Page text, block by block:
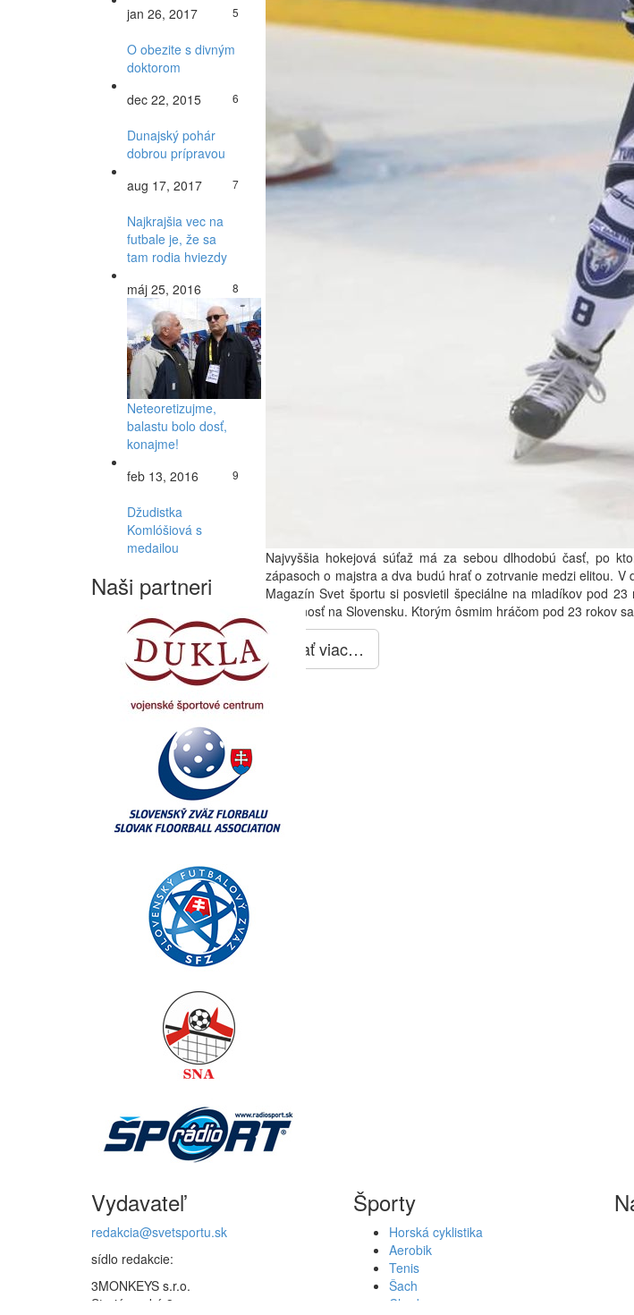
Najvyššia hokejová súťaž má za sebou dlhodobú časť, po
zápasoch o majstra a dva budú hrať o zotrvanie medzi elitou. V
Magazín Svet športu si posvietil špeciálne na mladíkov pod
budúcnosť na Slovensku. Ktorým ôsmim hráčom pod 23 rokov
Čítať viac…
jan 26, 2017
5
O obezite s divným
doktorom
dec 22, 2015
6
Dunajský pohár
dobrou prípravou
aug 17, 2017
7
Najkrajšia vec na
futbale je, že sa
tam rodia hviezdy
máj 25, 2016
8
Neteoretizujme,
balastu bolo dosť,
konajme!
feb 13, 2016
9
Džudistka
Komlóšiová s
medailou
Naši partneri
Vydavateľ
redakcia@svetsportu.sk
sídlo redakcie:
3MONKEYS s.r.o.
Strojárenská 3
Športy
Horská cyklistika
Aerobik
Tenis
Šach
Chodza